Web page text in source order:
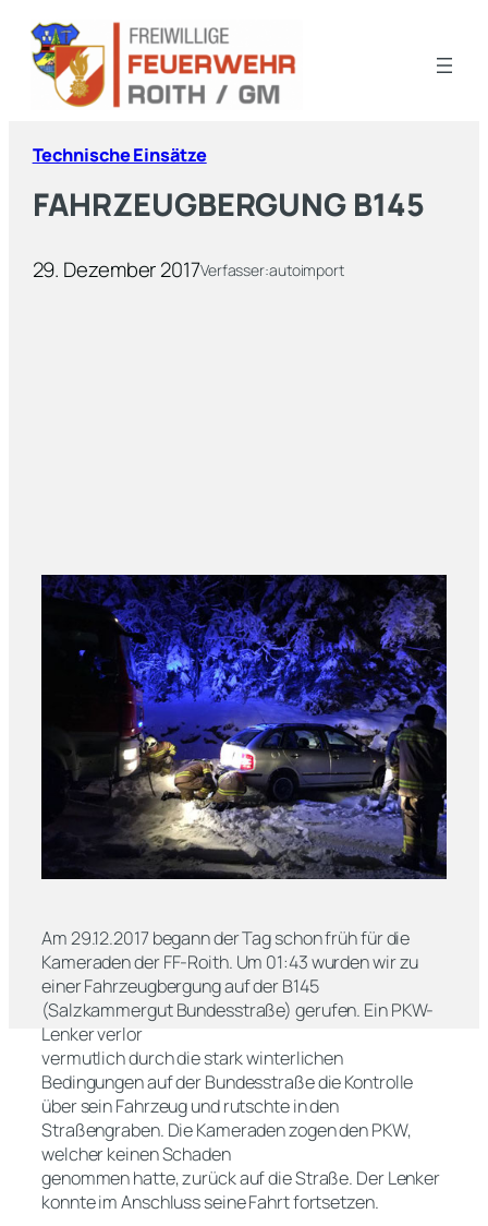
Technische Einsätze
FAHRZEUGBERGUNG B145
29. Dezember 2017Verfasser:autoimport
Am 29.12.2017 begann der Tag schon früh für die
Kameraden der FF-Roith. Um 01:43 wurden wir zu
einer Fahrzeugbergung auf der B145
(Salzkammergut Bundesstraße) gerufen. Ein PKW-
Lenker verlor
vermutlich durch die stark winterlichen
Bedingungen auf der Bundesstraße die Kontrolle
über sein Fahrzeug und rutschte in den
Straßengraben. Die Kameraden zogen den PKW,
welcher keinen Schaden
genommen hatte, zurück auf die Straße. Der Lenker
konnte im Anschluss seine Fahrt fortsetzen.